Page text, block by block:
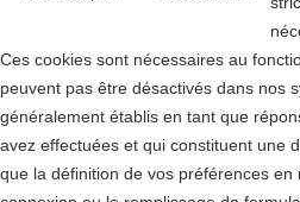
Ces cookies sont nécessaires au
peuvent pas être désactivés dans nos
généralement établis en tant que
avez effectuées et qui constituent une
que la définition de vos préférences